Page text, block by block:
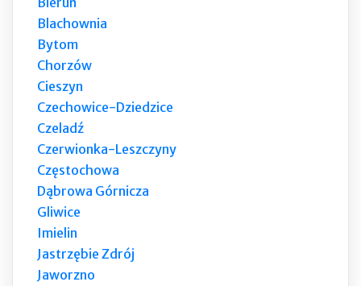
Blachownia
Bytom
Chorzów
Cieszyn
Czechowice-Dziedzice
Czeladź
Czerwionka-Leszczyny
Częstochowa
Dąbrowa Górnicza
Gliwice
Imielin
Jastrzębie Zdrój
Jaworzno